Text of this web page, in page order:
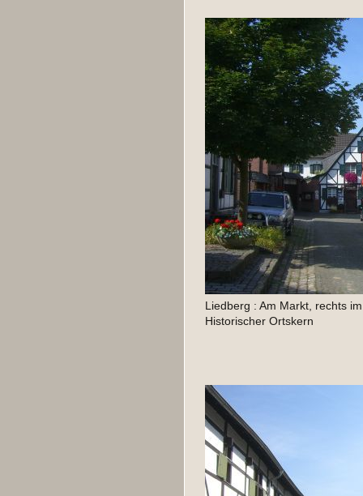
Liedberg : Am Markt, rechts
Historischer Ortskern